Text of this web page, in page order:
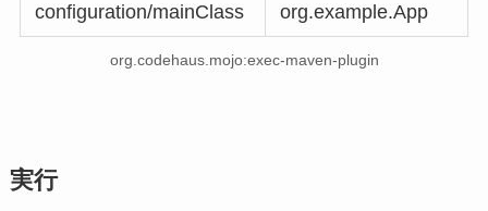
configuration/mainClass org.example.App
org.codehaus.mojo:exec-maven-plugin
実行